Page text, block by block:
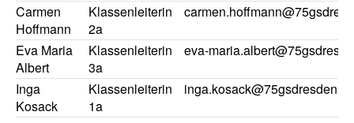
Carmen
Hoffmann
Klassenleiterin
2a
Eva Maria
Albert
Klassenleiterin
3a
eva-
Inga
Kosack
Klassenleiterin
1a